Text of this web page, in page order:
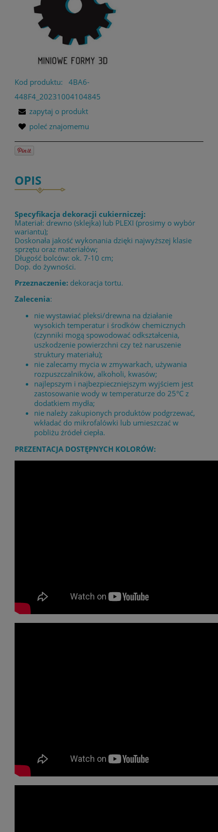
Kod produktu:
4BA6-
448F4_20231004104845
zapytaj o produkt
poleć znajomemu
OPIS
Specyfikacja dekoracji cukierniczej:
Materiał: drewno (sklejka) lub PLEXI (prosimy o wybór
wariantu);
Doskonała jakość wykonania dzięki najwyższej klasie
sprzętu oraz materiałów;
Długość bolców: ok. 7-10 cm;
Dop. do żywności.
Przeznaczenie: dekoracja tortu.
Zalecenia:
nie wystawiać pleksi/drewna na działanie
wysokich temperatur i środków chemicznych
(czynniki mogą spowodować odkształcenia,
uszkodzenie powierzchni czy też naruszenie
struktury materiału);
nie zalecamy mycia w zmywarkach, używania
rozpuszczalników, alkoholi, kwasów;
najlepszym i najbezpieczniejszym wyjściem jest
zastosowanie wody w temperaturze do 25°C z
dodatkiem mydła;
nie należy zakupionych produktów podgrzewać,
wkładać do mikrofalówki lub umieszczać w
pobliżu źródeł ciepła.
PREZENTACJA DOSTĘPNYCH KOLORÓW: